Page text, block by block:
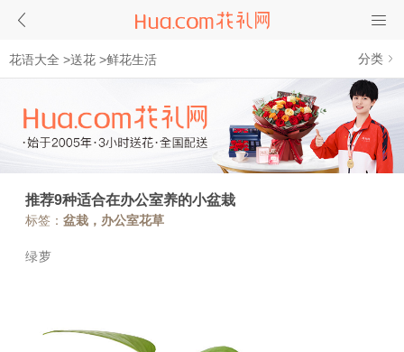
花语大全 >送花 >鲜花生活 分类
推荐9种适合在办公室养的小盆栽
标签： 盆栽，办公室花草
绿萝